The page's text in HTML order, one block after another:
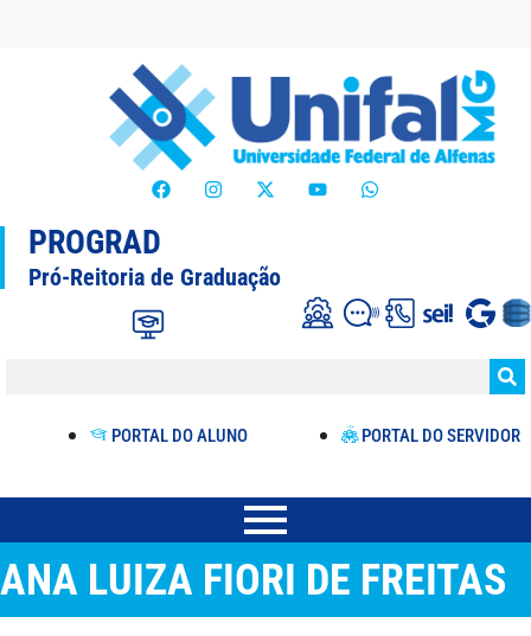
PROGRAD
Pró-Reitoria de Graduação
PORTAL DO ALUNO PORTAL DO SERVIDOR
ANA LUIZA FIORI DE FREITAS